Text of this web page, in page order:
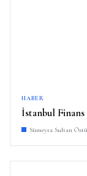
HABER
İstanbul
Sümeyra Sultan